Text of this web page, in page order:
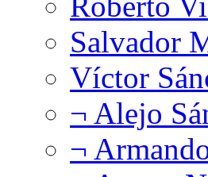
Salvador
Víctor
¬ Alejo
¬